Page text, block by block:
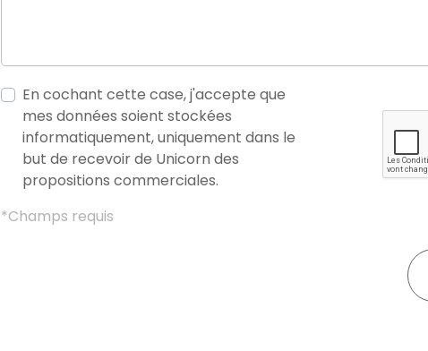
En cochant cette case, j'accepte que
mes données soient stockées
informatiquement, uniquement dans le
but de recevoir de Unicorn des
propositions commerciales.
*Champs requis